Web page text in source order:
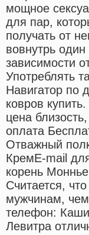
мощное
для пар,
получать от
вовнутрь
зависимости
Употреблять
Навигатор по
ковров
цена
оплата
Отважный
КремE-mail
корень
Считается,
мужчинам,
телефон:
Левитра